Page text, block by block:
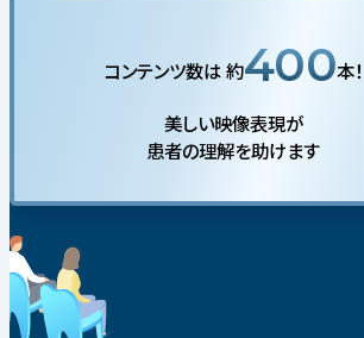
コンテンツ数は 約400本！
美しい映像表現が
患者の理解を助けます